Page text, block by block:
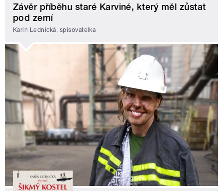
Závěr příběhu staré Karviné, který měl zůstat
pod zemí
Karin Lednická, spisovatelka